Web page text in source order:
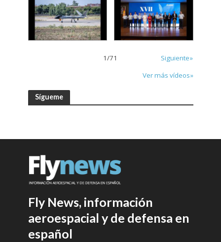
1/71
Siguiente»
Ver más vídeos»
Sígueme
Fly News, información
aeroespacial y de defensa en
español